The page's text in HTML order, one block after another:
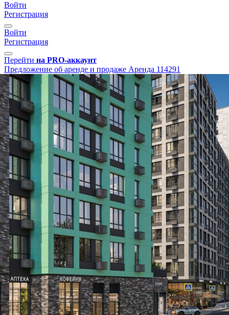
Войти
Регистрация
Войти
Регистрация
Перейти на PRO-аккаунт
Предложение об аренде и продаже Аренда 114291